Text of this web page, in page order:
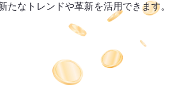
たなトレンドや革新を活用できます。